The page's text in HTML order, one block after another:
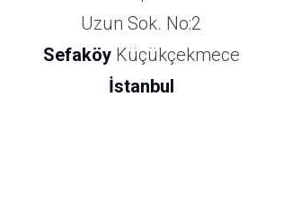
Uzun Sok. No:2
SefaköyKüçükçekmece
İstanbul